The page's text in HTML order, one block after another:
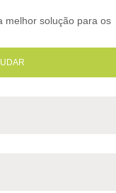
melhor solução para os